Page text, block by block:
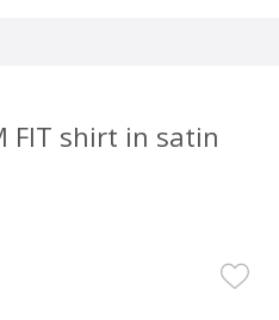
FIT shirt in satin